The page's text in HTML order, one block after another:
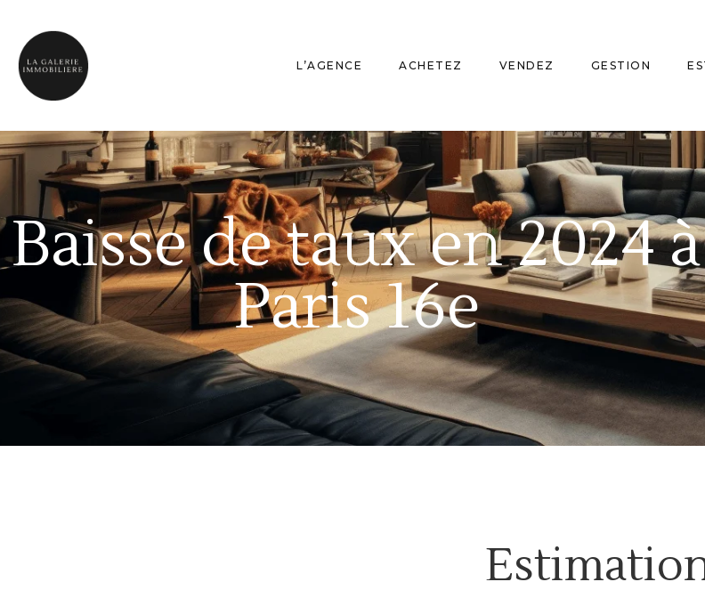
L’AGENCE ACHETEZ VENDEZ GESTION
Baisse de taux en 2024 à
Paris 16e